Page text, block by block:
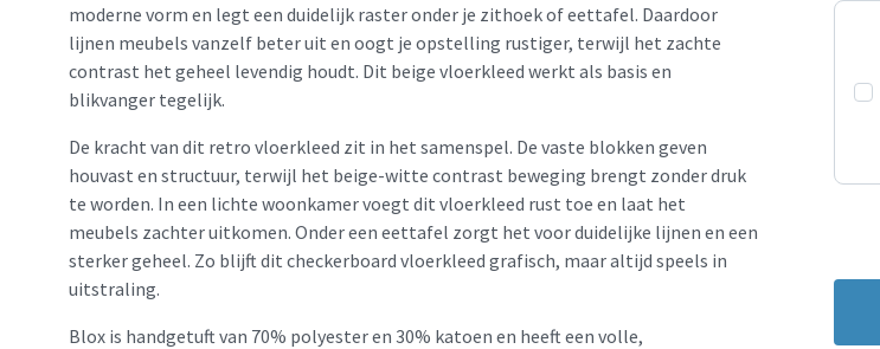
moderne vorm en legt een duidelijk raster onder je zithoek of eettafel. Daardoor
lijnen meubels vanzelf beter uit en oogt je opstelling rustiger, terwijl het zachte
contrast het geheel levendig houdt. Dit beige vloerkleed werkt als basis en
blikvanger tegelijk.
De kracht van dit retro vloerkleed zit in het samenspel. De vaste blokken geven
houvast en structuur, terwijl het beige-witte contrast beweging brengt zonder druk
te worden. In een lichte woonkamer voegt dit vloerkleed rust toe en laat het
meubels zachter uitkomen. Onder een eettafel zorgt het voor duidelijke lijnen en een
sterker geheel. Zo blijft dit checkerboard vloerkleed grafisch, maar altijd speels in
uitstraling.
Blox is handgetuft van 70% polyester en 30% katoen en heeft een volle,